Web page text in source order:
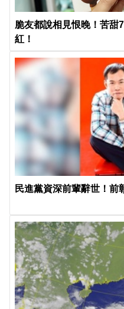
脆友都說相見恨晚！苦甜
紅！
民進黨資深前輩辭世！前